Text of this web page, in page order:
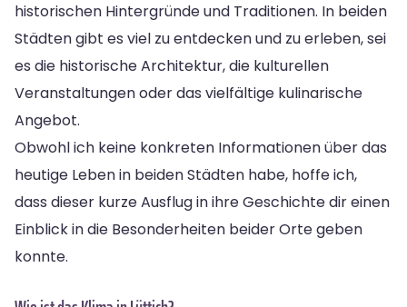
historischen Hintergründe und Traditionen. In beiden
Städten gibt es viel zu entdecken und zu erleben, sei
es die historische Architektur, die kulturellen
Veranstaltungen oder das vielfältige kulinarische
Angebot.
Obwohl ich keine konkreten Informationen über das
heutige Leben in beiden Städten habe, hoffe ich,
dass dieser kurze Ausflug in ihre Geschichte dir einen
Einblick in die Besonderheiten beider Orte geben
konnte.